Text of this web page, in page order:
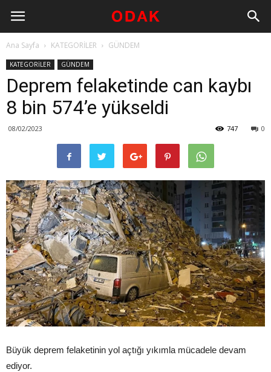
Ana Sayfa KATEGORİLER GÜNDEM
KATEGORİLER GÜNDEM
Deprem felaketinde can kaybı
8 bin 574’e yükseldi
08/02/2023 0
747
Büyük deprem felaketinin yol açtığı yıkımla mücadele devam
ediyor.